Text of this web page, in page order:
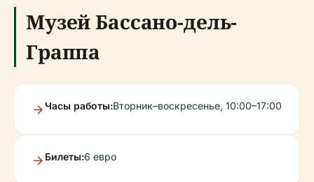
Музей Бассано-дель-
Граппа
Часы работы:Вторник–воскресенье, 10:00–17:00
Билеты:6 евро